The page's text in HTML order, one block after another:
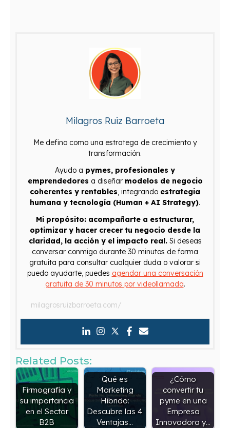
Milagros Ruiz Barroeta
Me defino como una estratega de crecimiento y
transformación.
Ayudo a pymes, profesionales y
emprendedores a diseñar modelos de negocio
coherentes y rentables, integrando estrategia
humana y tecnología (Human + AI Strategy).
Mi propósito: acompañarte a estructurar,
optimizar y hacer crecer tu negocio desde la
claridad, la acción y el impacto real.Si deseas
conversar conmigo durante 30 minutos de forma
gratuita para consultar cualquier duda o valorar si
puedo ayudarte, puedes agendar una conversación
gratuita de 30 minutos por videollamada.
milagrosruizbarroeta.com/
Related Posts:
Firmografía y
su importancia
en el Sector
B2B
Qué es
Marketing
Híbrido:
Descubre las 4
Ventajas…
¿Cómo
convertir tu
pyme en una
Empresa
Innovadora y…